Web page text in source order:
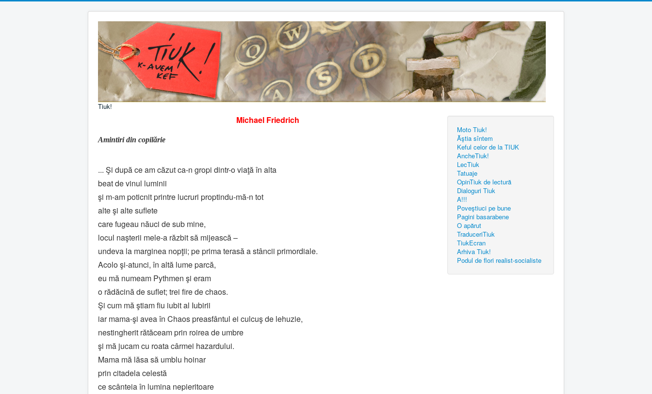
Tiuk!
Michael Friedrich
Amintiri din copilărie
... Şi după ce am căzut ca-n gropi dintr-o viaţă în alta
beat de vinul luminii
şi m-am poticnit printre lucruri proptindu-mă-n tot
alte şi alte suflete
care fugeau năuci de sub mine,
locul naşterii mele-a răzbit să mijească –
undeva la marginea nopţii; pe prima terasă a stâncii primordiale.
Acolo şi-atunci, în altă lume parcă,
eu mă numeam Pythmen şi eram
o rădăcină de suflet; trei fire de chaos.
Şi cum mă ştiam fiu iubit al Iubirii
iar mama-şi avea în Chaos preasfântul ei culcuş de lehuzie,
nestingherit rătăceam prin roirea de umbre
şi mă jucam cu roata cârmei hazardului.
Mama mă lăsa să umblu hoinar
prin citadela celestă
ce scânteia în lumina nepieritoare
Moto Tiuk!
Ăştia sîntem
Keful celor de la TIUK
AncheTiuk!
LecTiuk
Tatuaje
OpinTiuk de lectură
Dialoguri Tiuk
A!!!
Poveştiuci pe bune
Pagini basarabene
O apărut
TraduceriTiuk
TiukEcran
Arhiva Tiuk!
Podul de flori realist-socialiste